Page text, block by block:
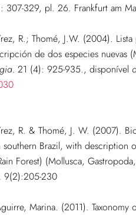
307-329, pl. 26. Frankfurt am
R.; Thomé, J.W. (2004).
de dos especies nuevas
21 (4): 925-935., disponível
R. & Thomé, J. W. (2007).
southern Brazil, with description
Forest) (Mollusca,
9(2):205-230
Marina. (2011).